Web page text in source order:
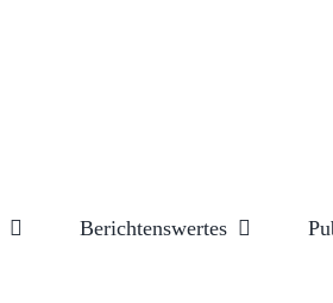
Berichtenswertes